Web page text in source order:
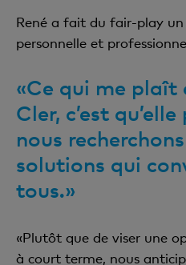
René a fait du fair-play
personnelle et
«Ce qui me plaît
Cler, c’est
nous
solutions qui
tous.»
«Plutôt que de viser une
à court terme, nous